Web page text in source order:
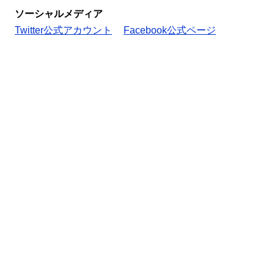
ソーシャルメディア
Twitter公式アカウント
Facebook公式ページ